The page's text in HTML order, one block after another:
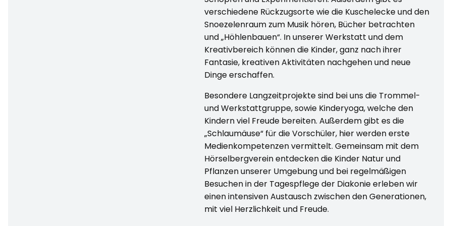
verschiedene Rückzugsorte wie die Kuschelecke und den
Snoezelenraum zum Musik hören, Bücher betrachten
und „Höhlenbauen“. In unserer Werkstatt und dem
Kreativbereich können die Kinder, ganz nach ihrer
Fantasie, kreativen Aktivitäten nachgehen und neue
Dinge erschaffen.
Besondere Langzeitprojekte sind bei uns die Trommel-
und Werkstattgruppe, sowie Kinderyoga, welche den
Kindern viel Freude bereiten. Außerdem gibt es die
„Schlaumäuse“ für die Vorschüler, hier werden erste
Medienkompetenzen vermittelt. Gemeinsam mit dem
Hörselbergverein entdecken die Kinder Natur und
Pflanzen unserer Umgebung und bei regelmäßigen
Besuchen in der Tagespflege der Diakonie erleben wir
einen intensiven Austausch zwischen den Generationen,
mit viel Herzlichkeit und Freude.